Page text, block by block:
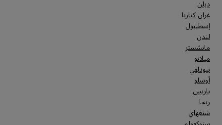
دبلن
غران كناريا
إسطنبول
لندن
مانشستر
ميلانو
نيودلهي
أوسلو
باريس
ريجا
شنغهاي